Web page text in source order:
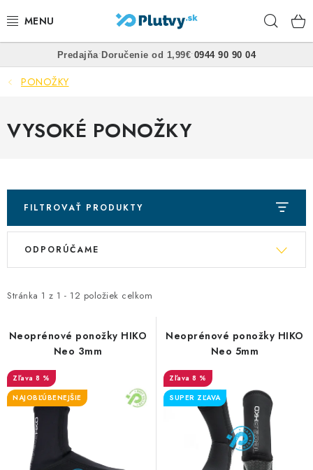
na
PLÁVANIE
FREEDIVING
POTÁPANIE
OBLEČENIE
HRAČKY DO VODY
PODVODNÉ SKÚTRE
TAŠKY A VAKY
CVIČENIE
Predajňa• Doručenie od 1,99€• 0944 90 90 04
PONOŽKY
VYSOKÉ PONOŽKY
FILTROVAŤ PRODUKTY
ý
i
p
r
o
d
Stránka 1 z 1 - 12 položiek celkom
R
e
i
p
r
ODPORÚČAME
Neoprénové ponožky HIKO
Neo 3mm
8 %
NAJOBĽÚBENEJŠIE
Neoprénové ponožky HIKO
Neo 5mm
8 %
SUPER ZĽAVA